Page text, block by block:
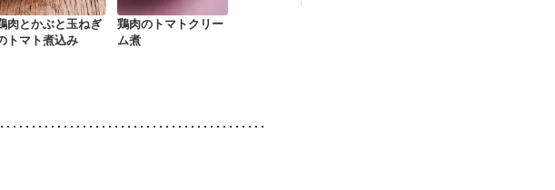
肉とかぶと玉ねぎ
トマト煮込み
鶏肉のトマトクリー
ム煮